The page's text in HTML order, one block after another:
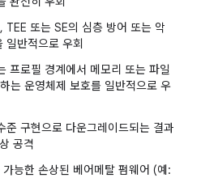
TEE 또는 SE의 심층 방어 또는 악
일반적으로 우회
프로필 경계에서 메모리 또는 파일
는 운영체제 보호를 일반적으로 우
준 구현으로 다운그레이드되는 결과
공격
능한 손상된 베어메탈 펌웨어 (예: